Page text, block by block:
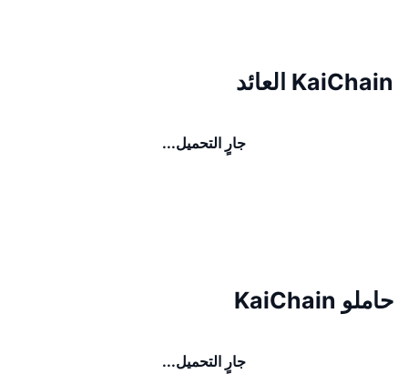
KaiChain العائد
جارٍ التحميل...
حاملو KaiChain
جارٍ التحميل...